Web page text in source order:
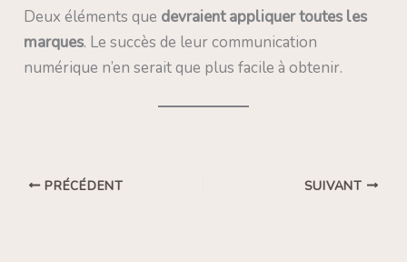
Deux éléments que devraient appliquer toutes les
marques. Le succès de leur communication
numérique n’en serait que plus facile à obtenir.
PRÉCÉDENT SUIVANT